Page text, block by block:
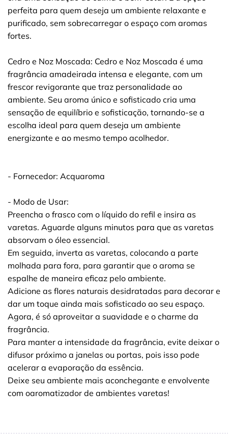
perfeita para quem deseja um ambiente relaxante e
purificado, sem sobrecarregar o espaço com aromas
fortes.
Cedro e Noz Moscada: Cedro e Noz Moscada é uma
fragrância amadeirada intensa e elegante, com um
frescor revigorante que traz personalidade ao
ambiente. Seu aroma único e sofisticado cria uma
sensação de equilíbrio e sofisticação, tornando-se a
escolha ideal para quem deseja um ambiente
energizante e ao mesmo tempo acolhedor.
- Fornecedor: Acquaroma
- Modo de Usar:
Preencha o frasco com o líquido do refil e insira as
varetas. Aguarde alguns minutos para que as varetas
absorvam o óleo essencial.
Em seguida, inverta as varetas, colocando a parte
molhada para fora, para garantir que o aroma se
espalhe de maneira eficaz pelo ambiente.
Adicione as flores naturais desidratadas para decorar e
dar um toque ainda mais sofisticado ao seu espaço.
Agora, é só aproveitar a suavidade e o charme da
fragrância.
Para manter a intensidade da fragrância, evite deixar o
difusor próximo a janelas ou portas, pois isso pode
acelerar a evaporação da essência.
Deixe seu ambiente mais aconchegante e envolvente
com oaromatizador de ambientes varetas!